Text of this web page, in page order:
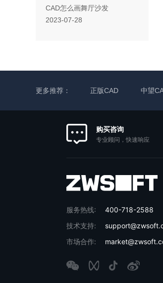
CAD怎么画舞厅沙发
2023-07-28
更多推荐： 正版CAD 中望
购买咨询
专业顾问，快速响应
服务热线:
400-718-2588
技术支持:
市场合作: